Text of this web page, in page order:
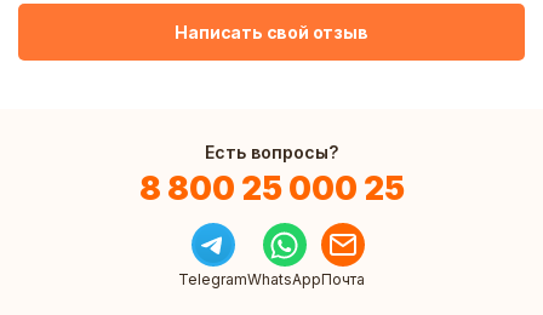
Написать свой отзыв
Есть вопросы?
8 800 25 000 25
TelegramWhatsAppПочта